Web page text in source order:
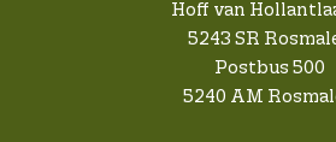
Hoff van
5243 SR
Postbus 500
5240 AM